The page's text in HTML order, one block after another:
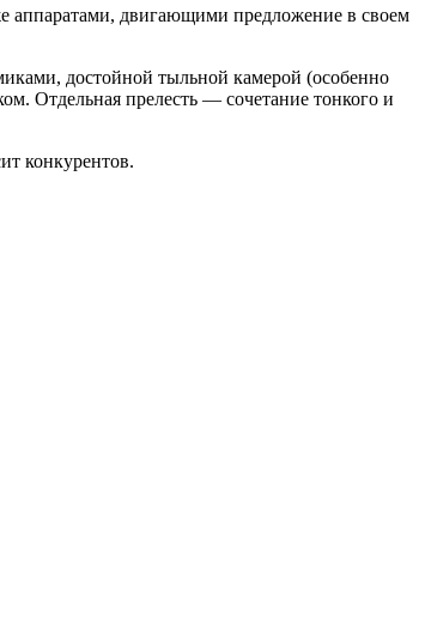
аппаратами, двигающими предложение в своем
достойной тыльной камерой (особенно
Отдельная прелесть — сочетание тонкого и
конкурентов.